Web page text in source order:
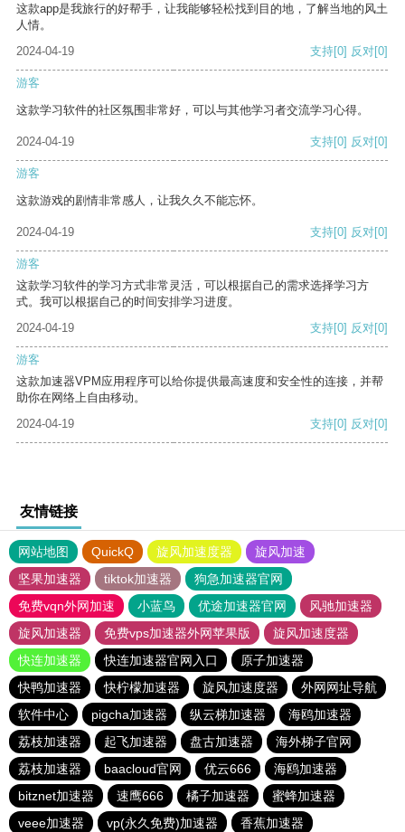
这款app是我旅行的好帮手，让我能够轻松找到目的地，了解当地的风土
人情。
2024-04-19
支持[0] 反对[0]
游客
这款学习软件的社区氛围非常好，可以与其他学习者交流学习心得。
2024-04-19 支持[0] 反对[0]
游客
这款游戏的剧情非常感人，让我久久不能忘怀。
2024-04-19 支持[0] 反对[0]
游客
这款学习软件的学习方式非常灵活，可以根据自己的需求选择学习方
式。我可以根据自己的时间安排学习进度。
2024-04-19
支持[0] 反对[0]
游客
这款加速器VPM应用程序可以给你提供最高速度和安全性的连接，并帮
助你在网络上自由移动。
2024-04-19
支持[0] 反对[0]
友情链接
网站地图 QuickQ 旋风加速度器
旋风加速
坚果加速器
tiktok加速器
狗急加速器官网
免费vqn外网加速
小蓝鸟 优途加速器官网
风驰加速器
旋风加速器
免费vps加速器外网苹果版
旋风加速度器
快连加速器
快连加速器官网入口
原子加速器
快鸭加速器
快柠檬加速器 旋风加速度器
外网网址导航
软件中心
pigcha加速器 纵云梯加速器
海鸥加速器
荔枝加速器
起飞加速器 盘古加速器
海外梯子官网
荔枝加速器
baacloud官网 优云666
海鸥加速器
bitznet加速器
速鹰666 橘子加速器
蜜蜂加速器
veee加速器
vp(永久免费)加速器 香蕉加速器